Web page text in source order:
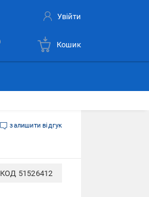
Увійти
Кошик
залишити відгук
КОД 51526412